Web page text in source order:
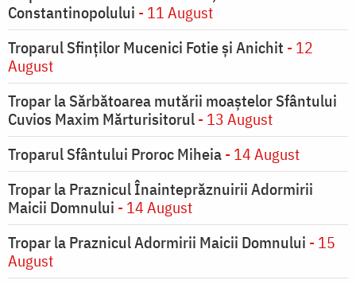
Constantinopolului - 11 August
Troparul Sfinţilor Mucenici Fotie şi Anichit - 12
August
Tropar la Sărbătoarea mutării moaştelor Sfântului
Cuvios Maxim Mărturisitorul- 13 August
Troparul Sfântului Proroc Miheia- 14 August
Tropar la Praznicul Înainteprăznuirii Adormirii
Maicii Domnului - 14 August
Tropar la Praznicul Adormirii Maicii Domnului - 15
August